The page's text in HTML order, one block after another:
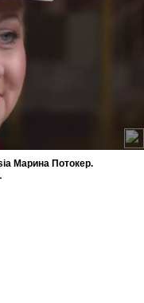
Марина Потокер.